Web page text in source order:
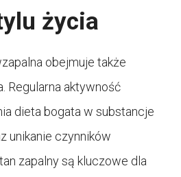
życia
obejmuje także
Regularna aktywność
dieta bogata w substancje
unikanie czynników
zapalny są kluczowe dla